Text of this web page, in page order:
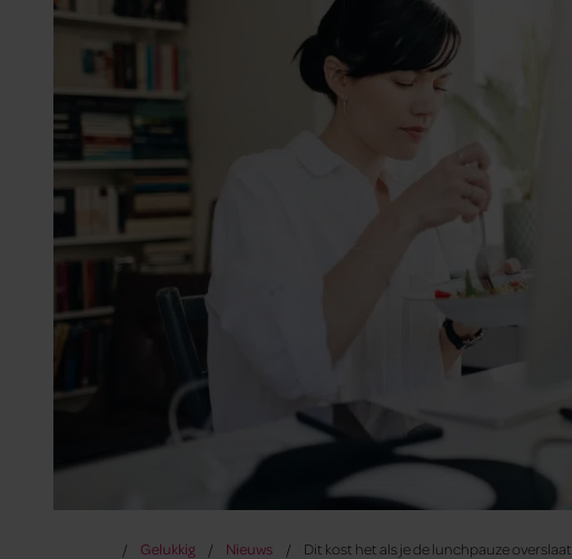
Gelukkig Nieuws Dit kost het als je de lunchpauze overslaat